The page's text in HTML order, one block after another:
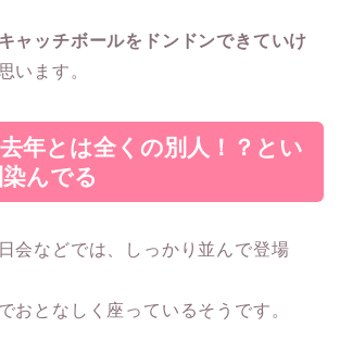
ャッチボールをドンドンできていけ
います。
年とは全くの別人！？とい
んでる
会などでは、しっかり並んで登場
おとなしく座っているそう です。